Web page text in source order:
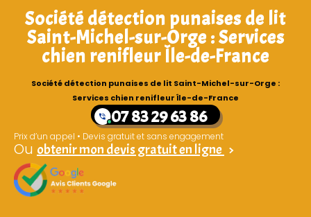
Société détection punaises de lit
Saint-Michel-sur-Orge : Services
chien renifleur Île-de-France
Société détection punaises de lit Saint-Michel-sur-Orge :
Services chien renifleur Île-de-France
07 83 29 63 86
Prix d’un appel • Devis gratuit et sans engagement
Ou obtenir mon devis gratuit en ligne >